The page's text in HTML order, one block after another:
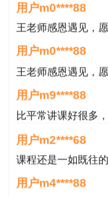
用户m0****88
王老师感恩遇见，
用户m0****88
王老师感恩遇见，
用户m9****88
比平常讲课好很多
用户m2****68
课程还是一如既往
用户m4****88